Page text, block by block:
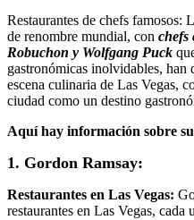
Restaurantes de chefs famosos:
de renombre mundial, con chefs
Robuchon y Wolfgang Puck
gastronómicas inolvidables,
escena culinaria de Las Vegas,
ciudad como un destino
Aquí hay información sobre
1. Gordon Ramsay:
Restaurantes en Las Vegas:
restaurantes en Las Vegas,